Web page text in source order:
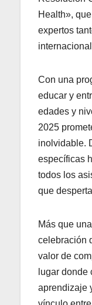
Health»,
expertos
Con una
educar y
edades y
2025
inolvidable.
específicas
todos los
que
Más que
celebración
valor de
lugar donde
aprendizaje